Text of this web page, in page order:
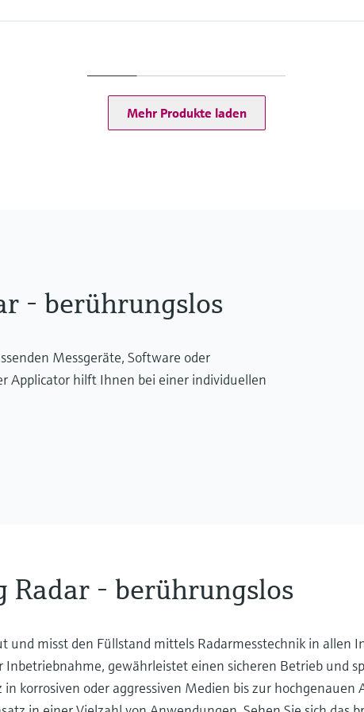
Prozessseitige
Mehr Produkte laden
- berührungslos
Messgeräte, Software oder
Applicator hilft Ihnen bei einer individuellen
Radar - berührungslos
und misst den Füllstand mittels Radarmesstechnik in allen
gewährleistet einen sicheren Betrieb und
korrosiven oder aggressiven Medien bis zur hochgenauen